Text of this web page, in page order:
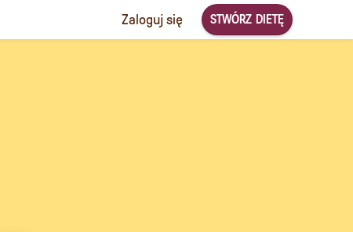
Zaloguj się STWÓRZ DIETĘ